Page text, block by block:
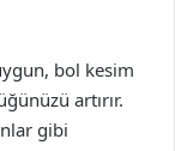
bol kesim
artırır.
gibi